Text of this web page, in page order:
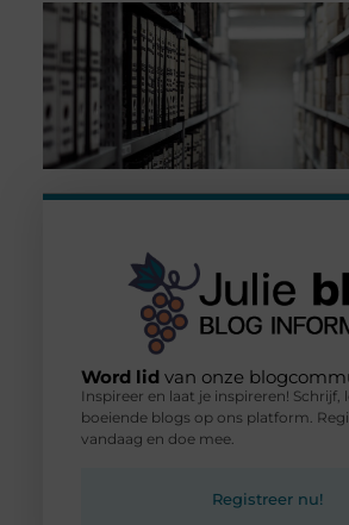
Word lid van onze
Inspireer en laat je inspireren! Schrijf,
boeiende blogs op ons platform.
vandaag en doe mee.
Registreer nu!